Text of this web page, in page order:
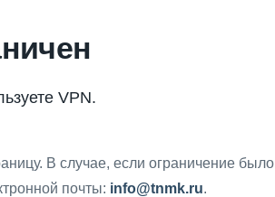
VPN.
В случае, если ограничение было
почты: info@tnmk.ru.